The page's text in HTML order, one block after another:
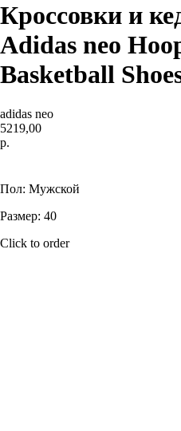
Кроссовки и
Adidas neo
Basketball
adidas neo
5219,00
р.
Пол: Мужской
Размер: 40
Click to order